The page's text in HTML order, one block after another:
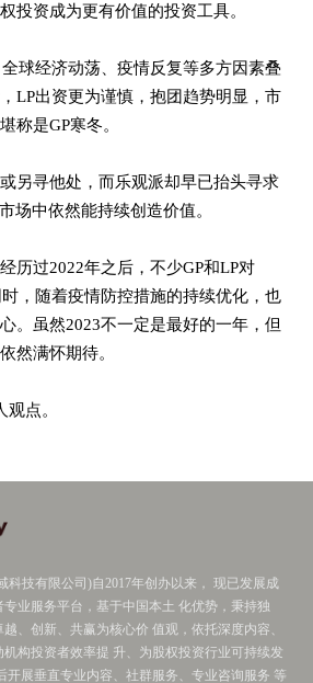
投资成为更有价值的投资工具。
球经济动荡、疫情反复等多方因素叠
LP出资更为谨慎，抱团趋势明显，市
称是GP寒冬。
另寻他处，而乐观派却早已抬头寻求
场中依然能持续创造价值。
历过2022年之后，不少GP和LP对
，随着疫情防控措施的持续优化，也
。虽然2023不一定是最好的一年，但
然满怀期待。
点。
科技有限公司)自2017年创办以来， 现已发展成
业服务平台，基于中国本土 化优势，秉持独
、创新、共赢为核心价 值观，依托深度内容、
构投资者效率提 升、为股权投资行业可持续发
开展垂直专业内容、社群服务、专业咨询服务 等